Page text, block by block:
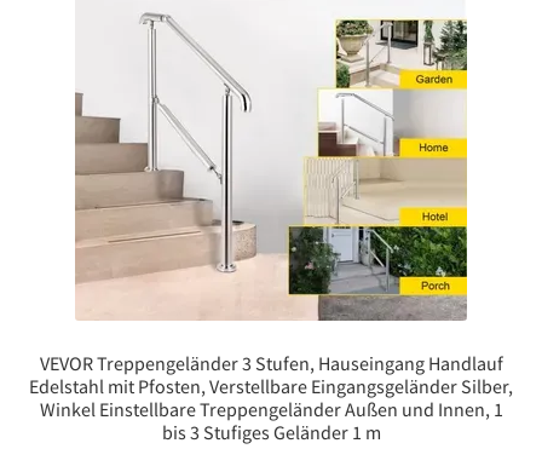
VEVOR Treppengeländer 3 Stufen, Hauseingang Handlauf
Edelstahl mit Pfosten, Verstellbare Eingangsgeländer Silber,
Winkel Einstellbare Treppengeländer Außen und Innen, 1
bis 3 Stufiges Geländer 1 m